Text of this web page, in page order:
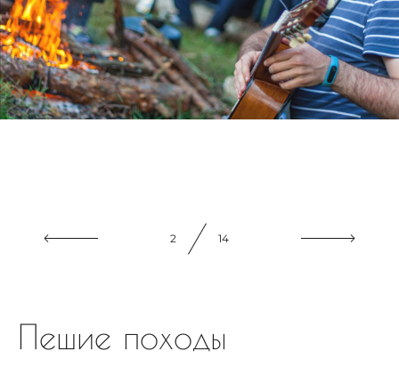
Пешие походы
2 14